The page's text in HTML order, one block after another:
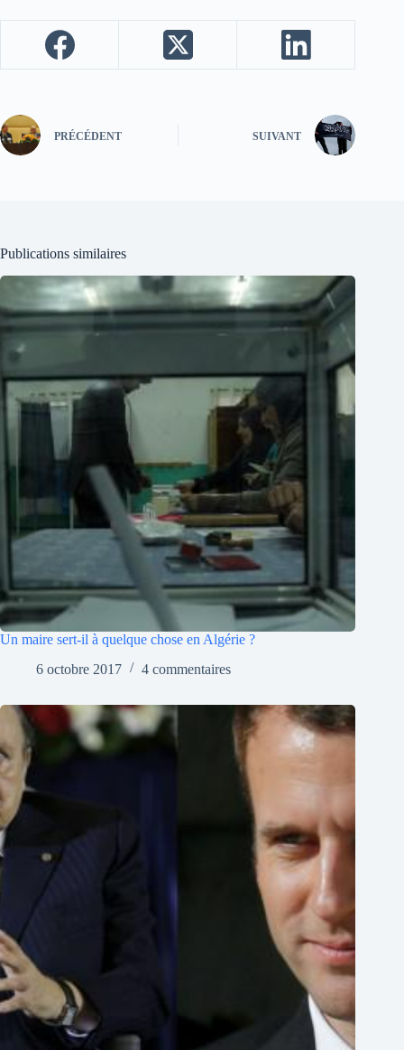
PRÉCÉDENT SUIVANT
Publications similaires
Un maire sert-il à quelque chose en Algérie ?
6 octobre 2017
4 commentaires